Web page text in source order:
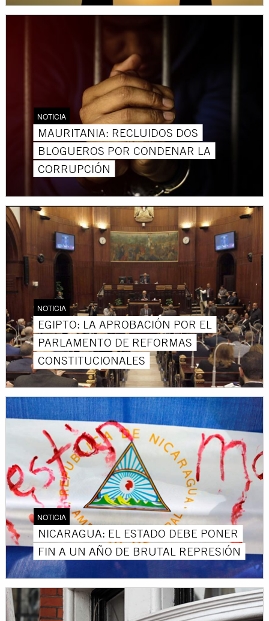
NOTICIA
MAURITANIA: RECLUIDOS DOS
BLOGUEROS POR CONDENAR LA
CORRUPCIÓN
NOTICIA
EGIPTO: LA APROBACIÓN POR EL
PARLAMENTO DE REFORMAS
CONSTITUCIONALES
NOTICIA
NICARAGUA: EL ESTADO DEBE PONER
FIN A UN AÑO DE BRUTAL REPRESIÓN